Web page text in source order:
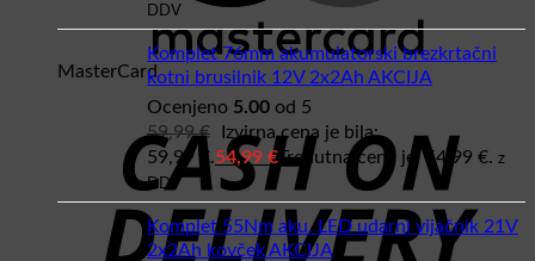
MasterCard
DDV
Komplet 76mm akumulatorski brezkrtačni
kotni brusilnik 12V 2x2Ah AKCIJA
Ocenjeno 5.00 od 5
59,99€
Izvirna cena je bila:
59,99 €.54,99 € Trenutna cena je: 54,99 €. z
DDV
Komplet 55Nm aku. LED udarni vijačnik 21V
2x2Ah kovček AKCIJA